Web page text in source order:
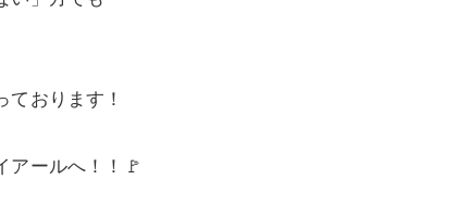
ております！
アールへ！！🚩